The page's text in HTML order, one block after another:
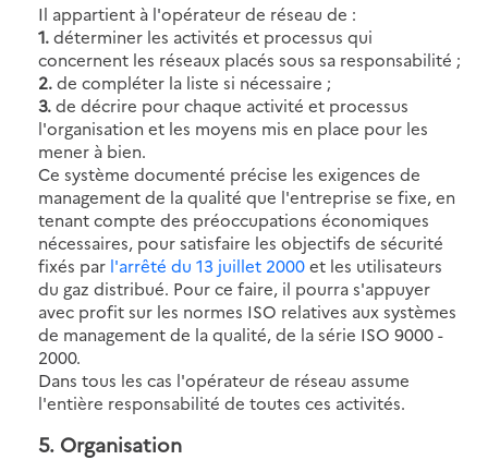
Il appartient à l'opérateur de réseau de :
1.déterminer les activités et processus qui
concernent les réseaux placés sous sa responsabilité ;
2.de compléter la liste si nécessaire ;
3.de décrire pour chaque activité et processus
l'organisation et les moyens mis en place pour les
mener à bien.
Ce système documenté précise les exigences de
management de la qualité que l'entreprise se fixe, en
tenant compte des préoccupations économiques
nécessaires, pour satisfaire les objectifs de sécurité
fixés par l'arrêté du 13 juillet 2000et les utilisateurs
du gaz distribué. Pour ce faire, il pourra s'appuyer
avec profit sur les normes ISO relatives aux systèmes
de management de la qualité, de la série ISO 9000 -
2000.
Dans tous les cas l'opérateur de réseau assume
l'entière responsabilité de toutes ces activités.
5. Organisation